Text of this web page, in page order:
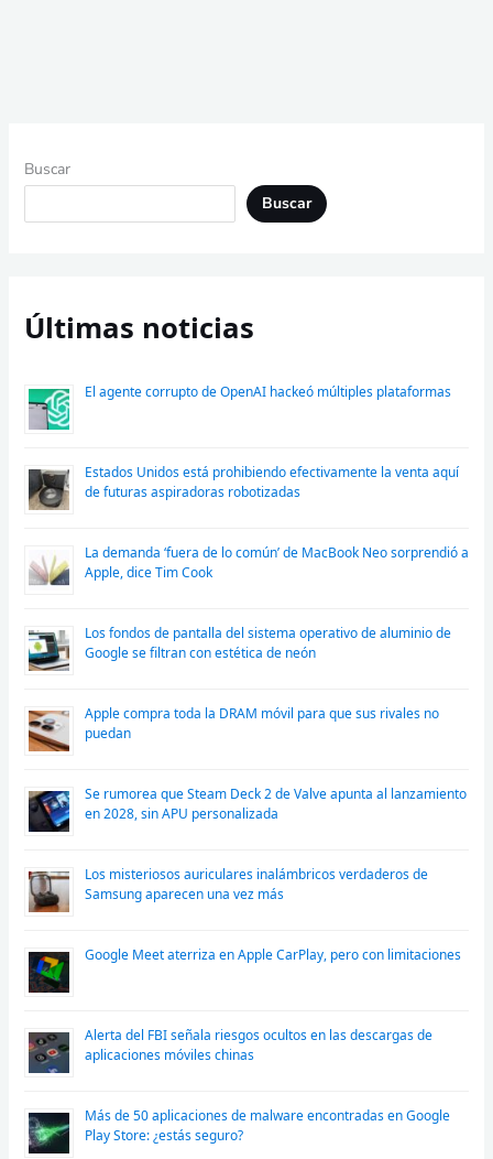
Buscar
Buscar
Últimas noticias
El agente corrupto de OpenAI hackeó múltiples plataformas
Estados Unidos está prohibiendo efectivamente la venta aquí
de futuras aspiradoras robotizadas
La demanda ‘fuera de lo común’ de MacBook Neo sorprendió a
Apple, dice Tim Cook
Los fondos de pantalla del sistema operativo de aluminio de
Google se filtran con estética de neón
Apple compra toda la DRAM móvil para que sus rivales no
puedan
Se rumorea que Steam Deck 2 de Valve apunta al lanzamiento
en 2028, sin APU personalizada
Los misteriosos auriculares inalámbricos verdaderos de
Samsung aparecen una vez más
Google Meet aterriza en Apple CarPlay, pero con limitaciones
Alerta del FBI señala riesgos ocultos en las descargas de
aplicaciones móviles chinas
Más de 50 aplicaciones de malware encontradas en Google
Play Store: ¿estás seguro?